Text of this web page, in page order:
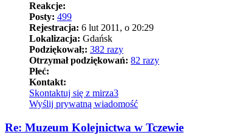
Reakcje:
Posty: 499
Rejestracja: 6 lut 2011, o 20:29
Lokalizacja: Gdańsk
Podziękował;: 382 razy
Otrzymał podziękowań: 82 razy
Płeć:
Kontakt:
Skontaktuj się z mirza3
Wyślij prywatną wiadomość
Re: Muzeum Kolejnictwa w Tczewie